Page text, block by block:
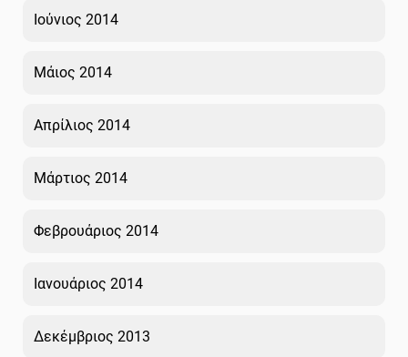
Ιούνιος 2014
Μάιος 2014
Απρίλιος 2014
Μάρτιος 2014
Φεβρουάριος 2014
Ιανουάριος 2014
Δεκέμβριος 2013